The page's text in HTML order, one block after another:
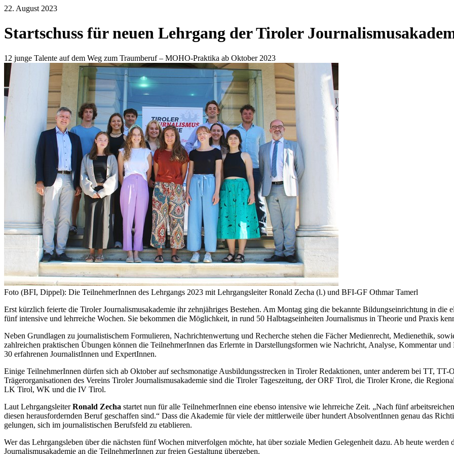
22. August 2023
Startschuss für neuen Lehrgang der Tiroler
12 junge Talente auf dem Weg zum Traumberuf – MOHO-Praktika ab Oktober 2023
Foto (BFI, Dippel): Die TeilnehmerInnen des Lehrgangs 2023 mit Lehrgangsleiter Ronald Zecha (l.) und BFI-GF Othmar Tamerl
Erst kürzlich feierte die Tiroler Journalismusakademie ihr zehnjähriges Bestehen. Am Montag ging die bekannte Bildungseinrichtung in
fünf intensive und lehrreiche Wochen. Sie bekommen die Möglichkeit, in rund 50 Halbtagseinheiten Journalismus in Theorie und Praxis
Neben Grundlagen zu journalistischem Formulieren, Nachrichtenwertung und Recherche stehen die Fächer Medienrecht, Medienethik,
zahlreichen praktischen Übungen können die TeilnehmerInnen das Erlernte in Darstellungsformen wie Nachricht, Analyse, Kommentar
30 erfahrenen JournalistInnen und ExpertInnen.
Einige TeilnehmerInnen dürfen sich ab Oktober auf sechsmonatige Ausbildungsstrecken in Tiroler Redaktionen, unter anderem bei TT,
Trägerorganisationen des Vereins Tiroler Journalismusakademie sind die Tiroler Tageszeitung, der ORF Tirol, die Tiroler Krone, die
LK Tirol, WK und die IV Tirol.
Laut LehrgangsleiterRonald Zecha startet nun für alle TeilnehmerInnen eine ebenso intensive wie lehrreiche Zeit. „Nach fünf
diesen herausfordernden Beruf geschaffen sind.“ Dass die Akademie für viele der mittlerweile über hundert AbsolventInnen genau das
gelungen, sich im journalistischen Berufsfeld zu etablieren.
Wer das Lehrgangsleben über die nächsten fünf Wochen mitverfolgen möchte, hat über soziale Medien Gelegenheit dazu. Ab heute werden
Journalismusakademie an die TeilnehmerInnen zur freien Gestaltung übergeben.